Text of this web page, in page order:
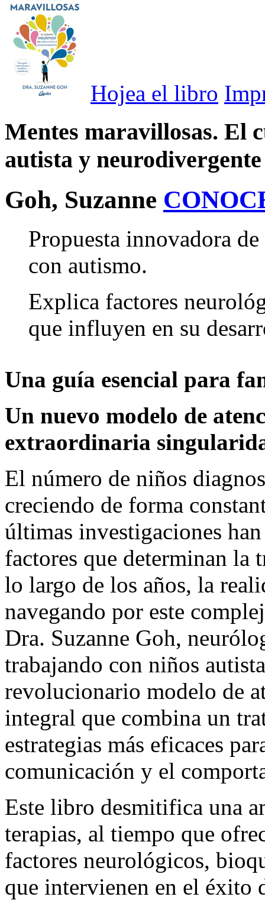
Hojea el libro
Mentes maravillosas. El
autista y neurodivergente
Goh, Suzanne
Propuesta innovadora
con autismo.
Explica factores
que influyen en su
Una guía esencial para
Un nuevo modelo de
extraordinaria
El número de niños
creciendo de forma
últimas investigaciones
factores que determinan la
lo largo de los años, la
navegando por este
Dra. Suzanne Goh,
trabajando con niños
revolucionario modelo de
integral que combina un
estrategias más eficaces
comunicación y el
Este libro desmitifica una
terapias, al tiempo que
factores neurológicos,
que intervienen en el éxito